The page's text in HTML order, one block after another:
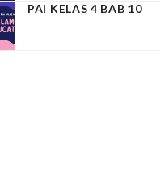
PAI KELAS 4 BAB 10